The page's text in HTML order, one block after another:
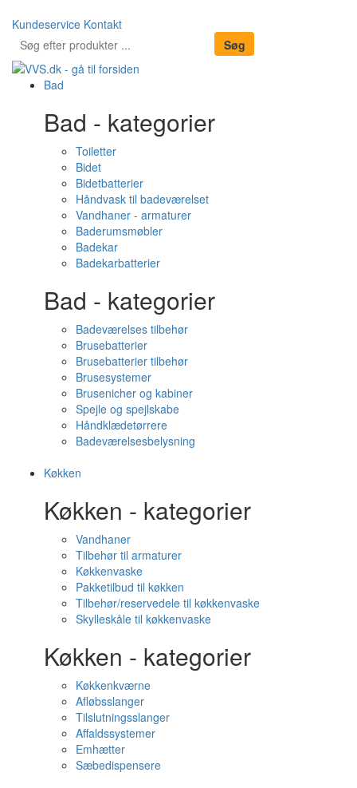
Kundeservice Kontakt
Bad
Bad - kategorier
Toiletter
Bidet
Bidetbatterier
Håndvask til badeværelset
Vandhaner - armaturer
Baderumsmøbler
Badekar
Badekarbatterier
Bad - kategorier
Badeværelses tilbehør
Brusebatterier
Brusebatterier tilbehør
Brusesystemer
Brusenicher og kabiner
Spejle og spejlskabe
Håndklædetørrere
Badeværelsesbelysning
Køkken
Køkken - kategorier
Vandhaner
Tilbehør til armaturer
Køkkenvaske
Pakketilbud til køkken
Tilbehør/reservedele til køkkenvaske
Skylleskåle til køkkenvaske
Køkken - kategorier
Køkkenkværne
Afløbsslanger
Tilslutningsslanger
Affaldssystemer
Emhætter
Sæbedispensere